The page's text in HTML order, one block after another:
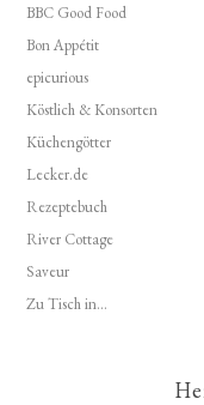
BBC Good Food
Bon Appétit
epicurious
Köstlich & Konsorten
Küchengötter
Lecker.de
Rezeptebuch
River Cottage
Saveur
Zu Tisch in...